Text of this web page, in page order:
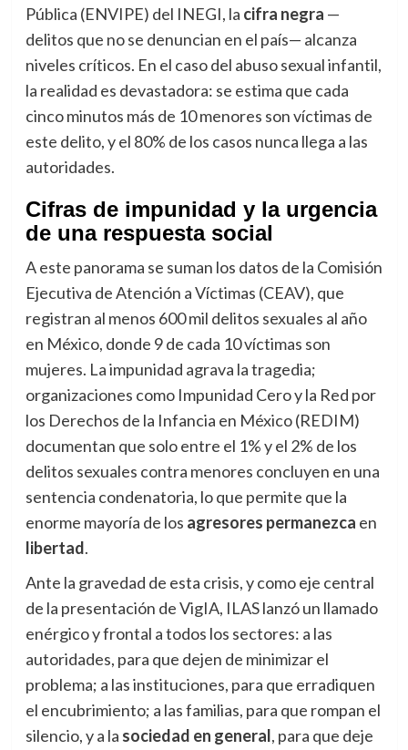
Pública (ENVIPE) del INEGI, la cifra negra —
delitos que no se denuncian en el país— alcanza
niveles críticos. En el caso del abuso sexual infantil,
la realidad es devastadora: se estima que cada
cinco minutos más de 10 menores son víctimas de
este delito, y el 80% de los casos nunca llega a las
autoridades.
Cifras de impunidad y la urgencia
de una respuesta social
A este panorama se suman los datos de la Comisión
Ejecutiva de Atención a Víctimas (CEAV), que
registran al menos 600 mil delitos sexuales al año
en México, donde 9 de cada 10 víctimas son
mujeres. La impunidad agrava la tragedia;
organizaciones como Impunidad Cero y la Red por
los Derechos de la Infancia en México (REDIM)
documentan que solo entre el 1% y el 2% de los
delitos sexuales contra menores concluyen en una
sentencia condenatoria, lo que permite que la
enorme mayoría de los agresores permanezca en
libertad.
Ante la gravedad de esta crisis, y como eje central
de la presentación de VigIA, ILAS lanzó un llamado
enérgico y frontal a todos los sectores: a las
autoridades, para que dejen de minimizar el
problema; a las instituciones, para que erradiquen
el encubrimiento; a las familias, para que rompan el
silencio, y a la sociedad en general, para que deje